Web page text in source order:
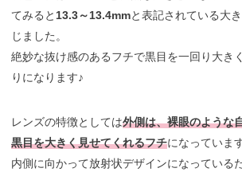
てみると 13.3～13.4mmと表記されている大
じました。
絶妙な抜け感のあるフチで黒目を一回り大き
りになります♪
レンズの特徴としては外側は、裸眼のような
黒目を大きく見せてくれるフチになっていま
内側に向かって放射状デザインになっている